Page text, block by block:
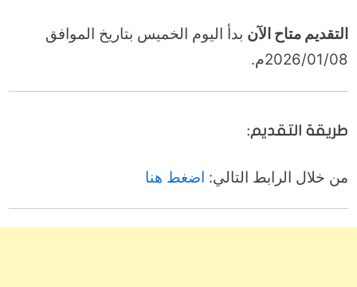
التقديم متاح الآن بدأ اليوم الخميس بتاريخ الموافق
2026/01/08م.
طريقة التقديم:
من خلال الرابط التالي: اضغط هنا